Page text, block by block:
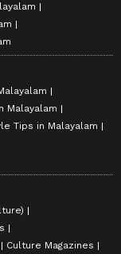
Malayalam
Tips in Malayalam
Culture Magazines